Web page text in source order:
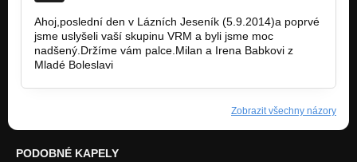
Ahoj,poslední den v Lázních Jeseník (5.9.2014)a poprvé
jsme uslyšeli vaší skupinu VRM a byli jsme moc
nadšený.Držíme vám palce.Milan a Irena Babkovi z
Mladé Boleslavi
Zobrazit všechny názory
PODOBNÉ KAPELY